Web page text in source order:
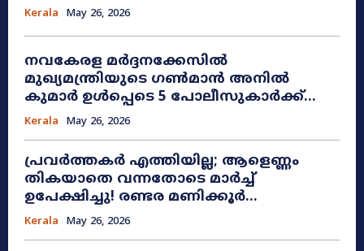
Kerala May 26, 2026
നവകേരള മർദ്ദനക്കേസിൽ
മുഖ്യമന്ത്രിയുടെ ഗൺമാൻ അനിൽ
കുമാർ ഉൾപ്പെടെ 5 പോലീസുകാർക്ക്...
Kerala May 26, 2026
പ്രവർത്തകർ എത്തിയില്ല; ആളെണ്ണം
തികയാതെ വന്നതോടെ മാർച്ച്
ഉപേക്ഷിച്ചു! രണ്ടര മണിക്കൂർ...
Kerala May 26, 2026